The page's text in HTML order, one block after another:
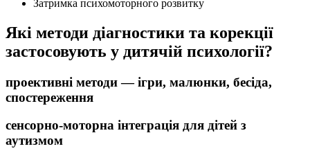
Затримка психомоторного розвитку
Які методи діагностики та корекції
застосовують у дитячій психології?
проективні методи — ігри, малюнки, бесіда,
спостереження
сенсорно-моторна інтеграція для дітей з
аутизмом